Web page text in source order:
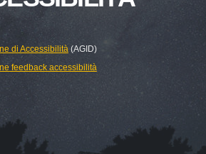
di Accessibilità(AGID)
feedback accessibilità